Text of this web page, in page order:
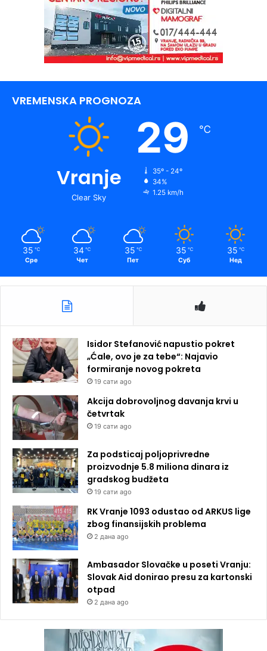
VREMENSKA PROGNOZA
Vranje
Clear Sky
29 ℃
35º - 24º
34%
1.25 km/h
35 ℃
Сре
34 ℃
Чет
35 ℃
Пет
35 ℃
Суб
35 ℃
Нед
Isidor Stefanović napustio pokret
„Ćale, ovo je za tebe“: Najavio
formiranje novog pokreta
19 сати ago
Akcija dobrovoljnog davanja krvi u
četvrtak
19 сати ago
Za podsticaj poljoprivredne
proizvodnje 5.8 miliona dinara iz
gradskog budžeta
19 сати ago
RK Vranje 1093 odustao od ARKUS lige
zbog finansijskih problema
2 дана ago
Ambasador Slovačke u poseti Vranju:
Slovak Aid donirao presu za kartonski
otpad
2 дана ago